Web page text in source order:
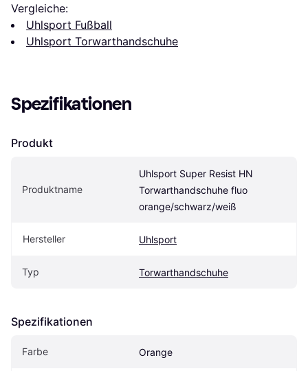
Vergleiche:
Uhlsport Fußball
Uhlsport Torwarthandschuhe
Spezifikationen
Produkt
Produktname
Uhlsport Super Resist HN
Torwarthandschuhe fluo
orange/schwarz/weiß
Hersteller Uhlsport
Typ Torwarthandschuhe
Spezifikationen
Farbe Orange